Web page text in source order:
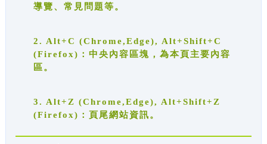
導覽、常見問題等。
2. Alt+C (Chrome,Edge), Alt+Shift+C
(Firefox)：中央內容區塊，為本頁主要內容
區。
3. Alt+Z (Chrome,Edge), Alt+Shift+Z
(Firefox)：頁尾網站資訊。